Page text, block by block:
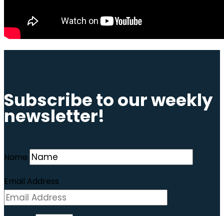
Subscribe to our weekly
newsletter!
Name
Email Address